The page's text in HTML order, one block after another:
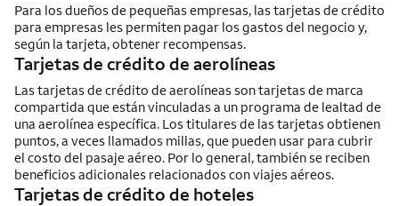
Para los dueños de pequeñas empresas, las tarjetas de crédito
para empresas les permiten pagar los gastos del negocio y,
según la tarjeta, obtener recompensas.
Tarjetas de crédito de aerolíneas
Las tarjetas de crédito de aerolíneas son tarjetas de marca
compartida que están vinculadas a un programa de lealtad de
una aerolínea específica. Los titulares de las tarjetas obtienen
puntos, a veces llamados millas, que pueden usar para cubrir
el costo del pasaje aéreo. Por lo general, también se reciben
beneficios adicionales relacionados con viajes aéreos.
Tarjetas de crédito de hoteles